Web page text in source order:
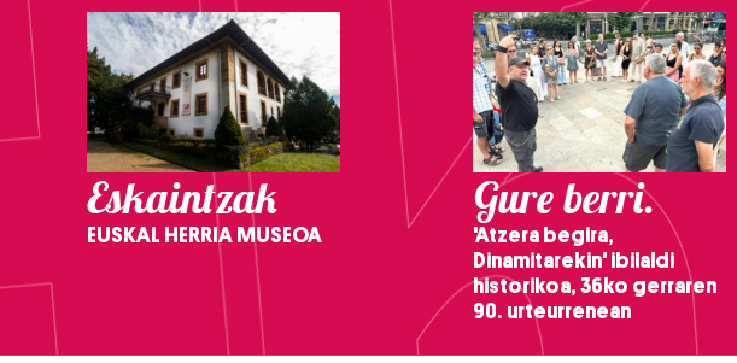
Eskaintzak
EUSKAL HERRIA MUSEOA
Gure berri.
'Atzera begira,
Dinamitarekin' ibilaldi
historikoa, 36ko gerraren
90. urteurrenean